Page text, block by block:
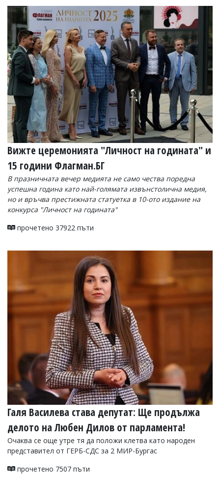
Вижте церемонията "Личност на годината" и
15 години Флагман.БГ
В празничната вечер медията не само чества поредна
успешна година като най-голямата извънстолична медия,
но и връчва престижната статуетка в 10-ото издание на
конкурса "Личност на годината"
прочетено 37922 пъти
Галя Василева става депутат: Ще продължа
делото на Любен Дилов от парламента!
Очаква се още утре тя да положи клетва като народен
представител от ГЕРБ-СДС за 2 МИР-Бургас
прочетено 7507 пъти